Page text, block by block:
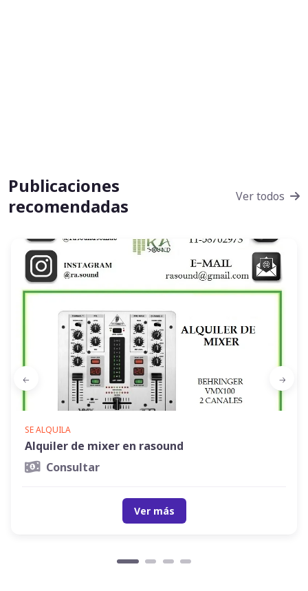
Publicaciones
recomendadas
Ver todos
SE ALQUILA
Alquiler de mixer en rasound
Consultar
Ver más